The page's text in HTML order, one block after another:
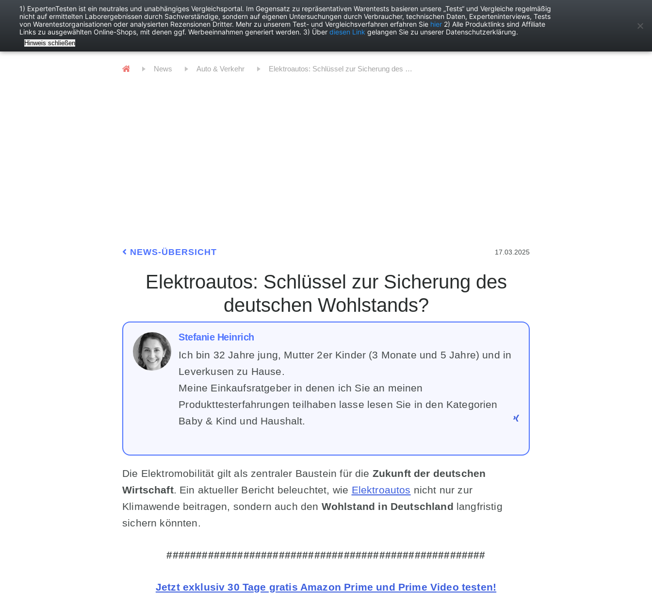
Baby Digitales Drogerie Elektronik Freizeit Garten Haushalt Heimwerken Services
1) ExpertenTesten ist ein neutrales und unabhängiges Vergleichsportal. Im Gegensatz zu repräsentativen Warentests basieren unsere „Tests“ und Vergleiche regelmäßig
nicht auf ermittelten Laborergebnissen durch Sachverständige, sondern auf eigenen Untersuchungen durch Verbraucher, technischen Daten, Experteninterviews, Tests
von Warentestorganisationen oder analysierten Rezensionen Dritter. Mehr zu unserem Test- und Vergleichsverfahren erfahren Sie hier 2) Alle Produktlinks sind Affiliate
Links zu ausgewählten Online-Shops, mit denen ggf. Werbeeinnahmen generiert werden. 3) Überdiesen Link gelangen Sie zu unserer Datenschutzerklärung.
Hinweis schließen
News Auto & Verkehr Elektroautos: Schlüssel zur Sicherung des deutschen Wohlstands?
NEWS-ÜBERSICHT 17.03.2025
Elektroautos: Schlüssel zur Sicherung des
deutschen Wohlstands?
Stefanie Heinrich
Ich bin 32 Jahre jung, Mutter 2er Kinder (3 Monate und 5 Jahre) und in
Leverkusen zu Hause.
Meine Einkaufsratgeber in denen ich Sie an meinen
Produkttesterfahrungen teilhaben lasse lesen Sie in den Kategorien
Baby & Kind und Haushalt.
Die Elektromobilität gilt als zentraler Baustein für die Zukunft der deutschen
Wirtschaft. Ein aktueller Bericht beleuchtet, wie Elektroautos nicht nur zur
Klimawende beitragen, sondern auch den Wohlstand in Deutschland langfristig
sichern könnten.
######################################################
Jetzt exklusiv 30 Tage gratis Amazon Prime und Prime Video testen!